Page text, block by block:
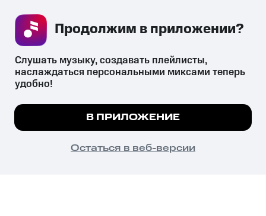
СКАЧАТЬ ПРИЛОЖЕНИЕ
психотропных веществ, их аналогов причиняет вред здоровью,
их незаконный оборот запрещён и влечёт установленную
законодательством ответственность.
© 2026 ООО «КИОН».
Все права защищены
Мы используем куки, чтобы на сайте все
Подробнее
ПОНЯТНО
Слушать музыку, создавать плейлисты,
наслаждаться персональными миксами теперь
удобно!
В ПРИЛОЖЕНИЕ
Остаться в веб-версии